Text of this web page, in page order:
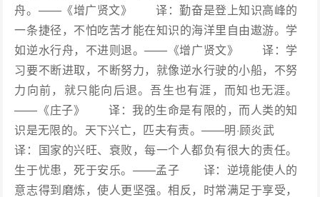
舟。——《增广贤文》 译：勤奋是登上知识高峰的
一条捷径，不怕吃苦才能在知识的海洋里自由遨游。学
如逆水行舟，不进则退。——《增广贤文》 译：学
习要不断进取，不断努力，就像逆水行驶的小船，不努
力向前，就只能向后退。吾生也有涯，而知也无涯。
——《庄子》 译：我的生命是有限的，而人类的知
识是无限的。天下兴亡，匹夫有责。——明·顾炎武
译：国家的兴旺、衰败，每一个人都负有很大的责任。
生于忧患，死于安乐。——孟子 译：逆境能使人的
意志得到磨炼，使人更坚强。相反，时常满足于享受，